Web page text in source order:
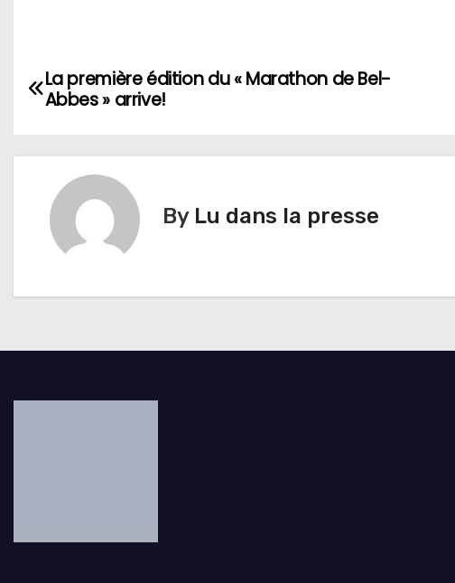
N
v
t
i
La première édition du « Marathon de Bel-
Abbes » arrive!
By Lu dans la presse